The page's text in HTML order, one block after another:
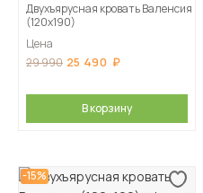
Двухъярусная кровать Валенсия
(120х190)
Цена
29 990 25 490
В корзину
-15%